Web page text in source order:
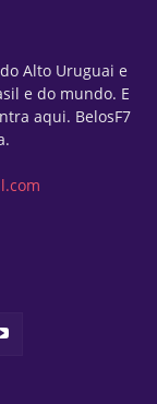
Alto Uruguai e
e do mundo. E
aqui. BelosF7